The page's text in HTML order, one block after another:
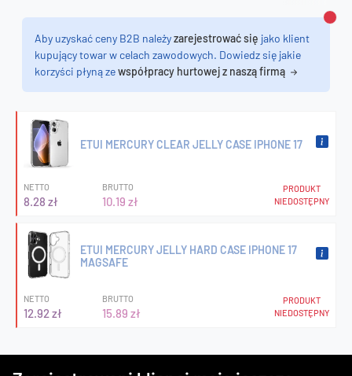
Aby uzyskać ceny B2B należyzarejestrować się jako klient
kupujący towar w celach zawodowych. Dowiedz się jakie
korzyści płyną zewspółpracy hurtowej z naszą firmą
ETUI MERCURY CLEAR JELLY CASE IPHONE 17
NETTO
8.28 zł
BRUTTO
10.19 zł
PRODUKT
NIEDOSTĘPNY
ETUI MERCURY JELLY HARD CASE IPHONE 17
MAGSAFE
NETTO
12.92 zł
BRUTTO
15.89 zł
PRODUKT
NIEDOSTĘPNY